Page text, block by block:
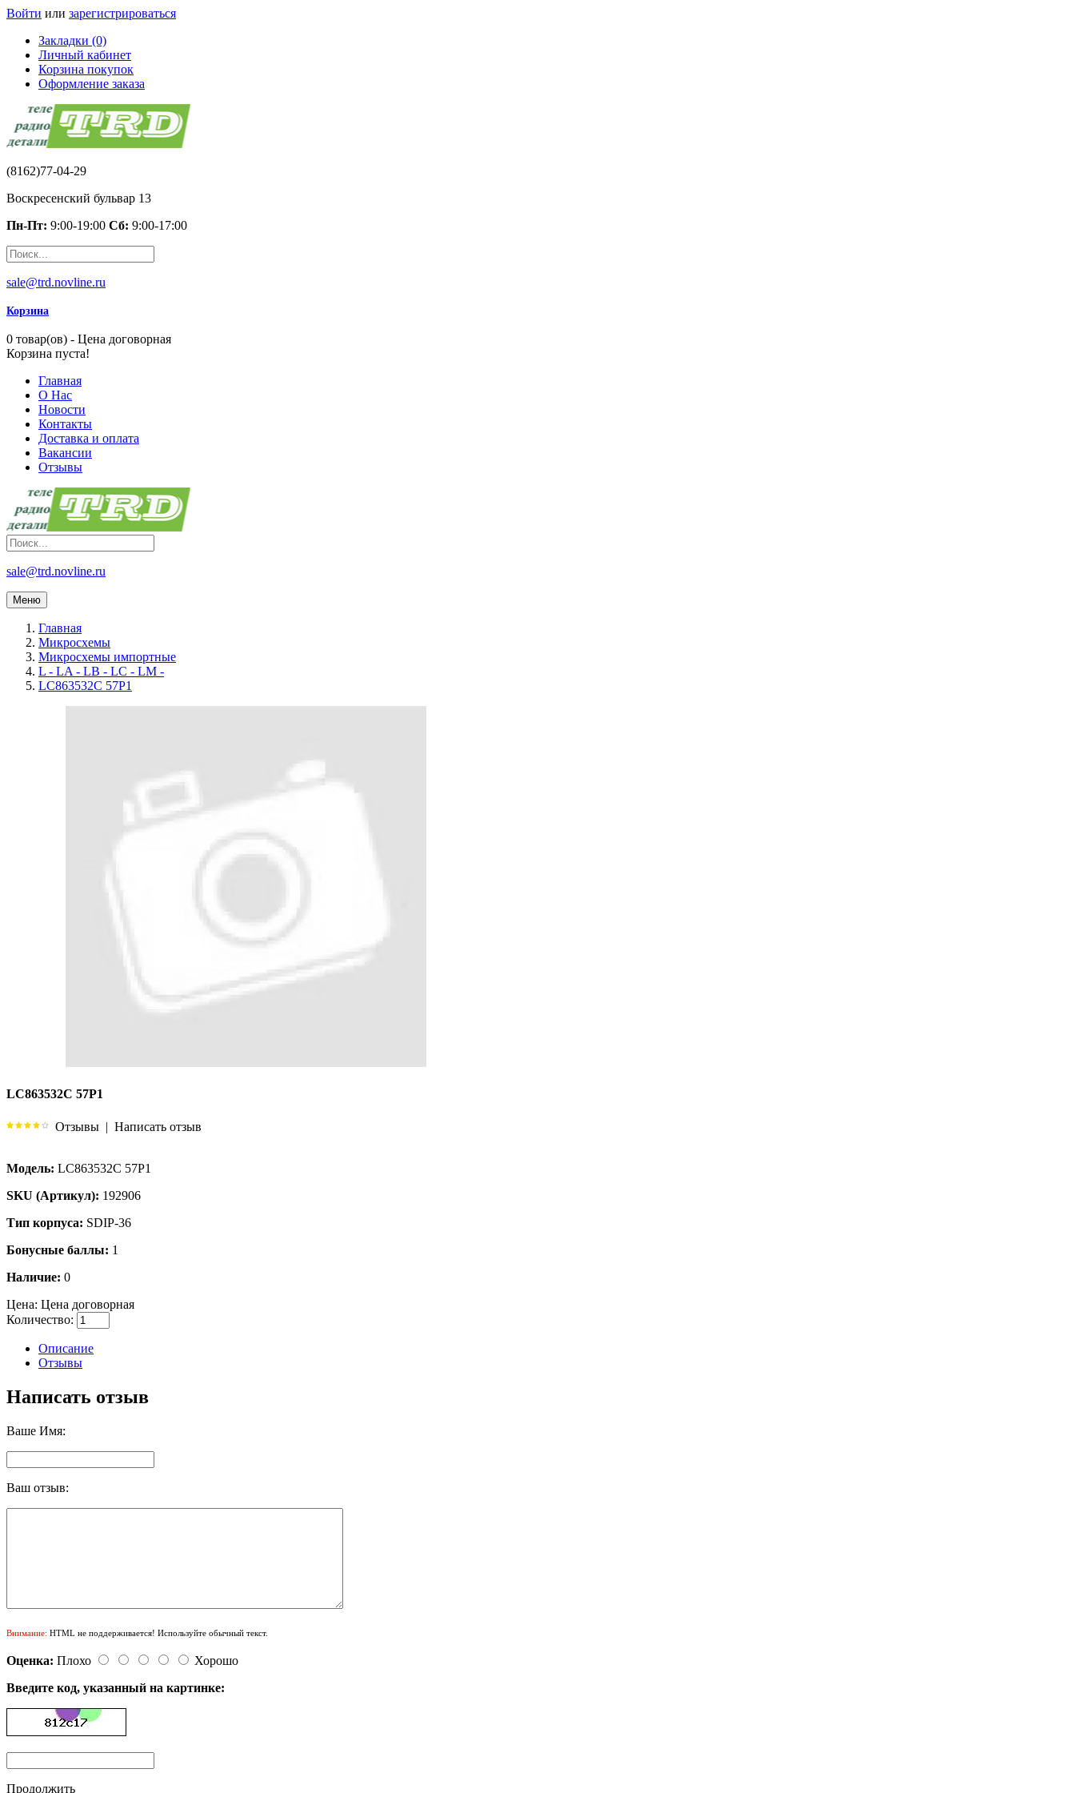
Войти или зарегистрироваться
Закладки (0)
Личный кабинет
Корзина покупок
Оформление заказа
(8162)77-04-29
Воскресенский бульвар 13
Пн-Пт: 9:00-19:00 Сб: 9:00-17:00
sale@trd.novline.ru
Корзина
0 товар(ов) - Цена договорная
Корзина пуста!
Главная
О Нас
Новости
Контакты
Доставка и оплата
Вакансии
Отзывы
sale@trd.novline.ru
Меню
Главная
Микросхемы
Микросхемы импортные
L - LA - LB - LC - LM -
LC863532C 57P1
LC863532C 57P1
Отзывы | Написать отзыв
Модель: LC863532C 57P1
SKU (Артикул): 192906
Тип корпуса: SDIP-36
Бонусные баллы: 1
Наличие: 0
Цена: Цена договорная
Количество:
Описание
Отзывы
Написать отзыв
Ваше Имя:
Ваш отзыв:
Внимание: HTML не поддерживается! Используйте обычный текст.
Оценка: Плохо
Хорошо
Введите код, указанный на картинке:
Продолжить